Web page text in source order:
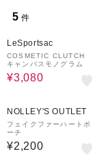
5 件
LeSportsac
COSMETIC CLUTCH
キャンバスモノグラム
¥3,080
NOLLEY'S OUTLET
フェイクファーハートポ
ーチ
¥2,200